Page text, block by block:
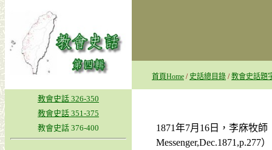
首頁Home / 史話總目錄 /教會史話題
教會史話 326-350
教會史話 351-375
教會史話 376-400
1871年7月 16 日，李庥牧師
Messenger,Dec.1871,p.277